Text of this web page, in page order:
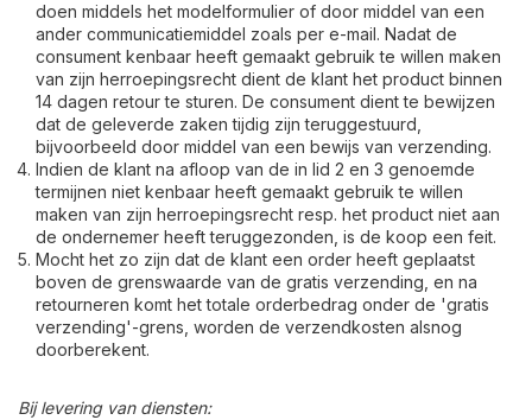
doen middels het modelformulier of door middel van een
ander communicatiemiddel zoals per e-mail. Nadat de
consument kenbaar heeft gemaakt gebruik te willen maken
van zijn herroepingsrecht dient de klant het product binnen
14 dagen retour te sturen. De consument dient te bewijzen
dat de geleverde zaken tijdig zijn teruggestuurd,
bijvoorbeeld door middel van een bewijs van verzending.
Indien de klant na afloop van de in lid 2 en 3 genoemde
termijnen niet kenbaar heeft gemaakt gebruik te willen
maken van zijn herroepingsrecht resp. het product niet aan
de ondernemer heeft teruggezonden, is de koop een feit.
Mocht het zo zijn dat de klant een order heeft geplaatst
boven de grenswaarde van de gratis verzending, en na
retourneren komt het totale orderbedrag onder de 'gratis
verzending'-grens, worden de verzendkosten alsnog
doorberekent.
Bij levering van diensten: